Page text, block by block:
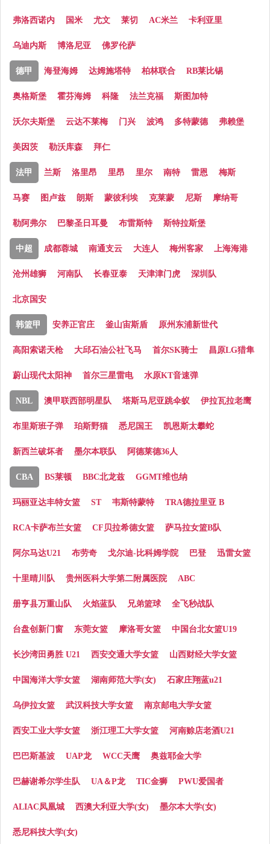
弗洛西诺内 国米 尤文 莱切 AC米兰 卡利亚里
乌迪内斯 博洛尼亚 佛罗伦萨
德甲 海登海姆 达姆施塔特 柏林联合 RB莱比锡
奥格斯堡 霍芬海姆 科隆 法兰克福 斯图加特
沃尔夫斯堡 云达不莱梅 门兴 波鸿 多特蒙德 弗赖堡
美因茨 勒沃库森 拜仁
法甲 兰斯 洛里昂 里昂 里尔 南特 雷恩 梅斯
马赛 图卢兹 朗斯 蒙彼利埃 克莱蒙 尼斯 摩纳哥
勒阿弗尔 巴黎圣日耳曼 布雷斯特 斯特拉斯堡
中超 成都蓉城 南通支云 大连人 梅州客家 上海海港
沧州雄狮 河南队 长春亚泰 天津津门虎 深圳队
北京国安
韩篮甲 安养正官庄 釜山宙斯盾 原州东浦新世代
高阳索诺天枪 大邱石油公社飞马 首尔SK骑士 昌原LG猎隼
蔚山现代太阳神 首尔三星雷电 水原KT音速弹
NBL 澳甲联西部明星队 塔斯马尼亚跳伞蚁 伊拉瓦拉老鹰
布里斯班子弹 珀斯野猫 悉尼国王 凯恩斯太攀蛇
新西兰破坏者 墨尔本联队 阿德莱德36人
CBA BS莱顿 BBC北龙兹 GGMT维也纳
玛丽亚达丰特女篮 ST 韦斯特蒙特 TRA德拉里亚 B
RCA卡萨布兰女篮 CF贝拉希德女篮 萨马拉女篮B队
阿尔马达U21 布劳奇 戈尔迪-比科姆学院 巴登 迅雷女篮
十里晴川队 贵州医科大学第二附属医院 ABC
册亨县万重山队 火焰蓝队 兄弟篮球 全飞秒战队
台盘创新门窗 东莞女篮 摩洛哥女篮 中国台北女篮U19
长沙湾田勇胜 U21 西安交通大学女篮 山西财经大学女篮
中国海洋大学女篮 湖南师范大学(女) 石家庄翔蓝u21
乌伊拉女篮 武汉科技大学女篮 南京邮电大学女篮
西安工业大学女篮 浙江理工大学女篮 河南赊店老酒U21
巴巴斯基波 UAP龙 WCC天鹰 奥兹耶金大学
巴赫谢希尔学生队 UA＆P龙 TIC金狮 PWU爱国者
ALIAC凤凰城 西澳大利亚大学(女) 墨尔本大学(女)
悉尼科技大学(女)